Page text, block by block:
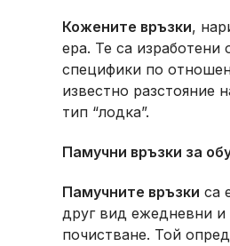
Кожените връзки,
ера. Те са
специфики по
известно разстояние
тип “лодка”.
Памучни връзки за
Памучните връзки са
друг вид ежедневни и
почистване. Той